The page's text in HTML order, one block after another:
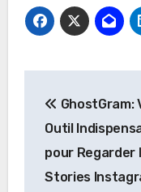
GhostGram:
Outil
pour Regarder
Stories